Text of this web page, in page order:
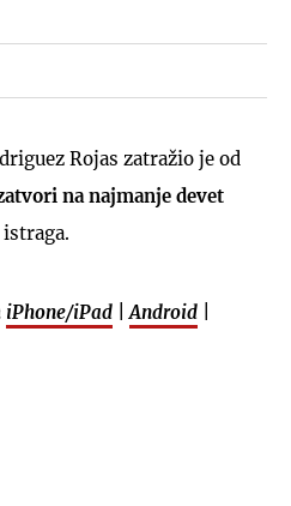
Rojas zatražio je od
na najmanje devet
iPhone/iPad Android